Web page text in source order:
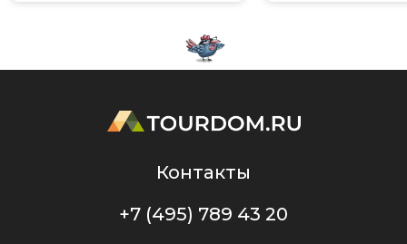
Контакты
+7 (495) 789 43 20